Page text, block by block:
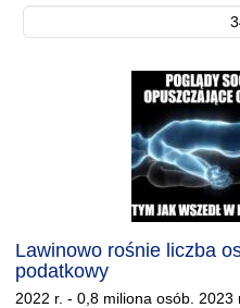
Lawinowo rośnie liczba
podatkowy
2022 r. - 0,8 miliona osób. 2023